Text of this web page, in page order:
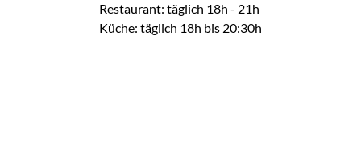
Restaurant: täglich 18h - 21h
Küche: täglich 18h bis 20:30h